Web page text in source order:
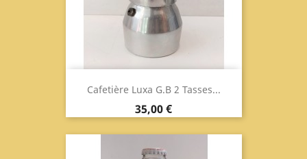
Cafetière Luxa G.B 2 Tasses...
Prix
35,00 €